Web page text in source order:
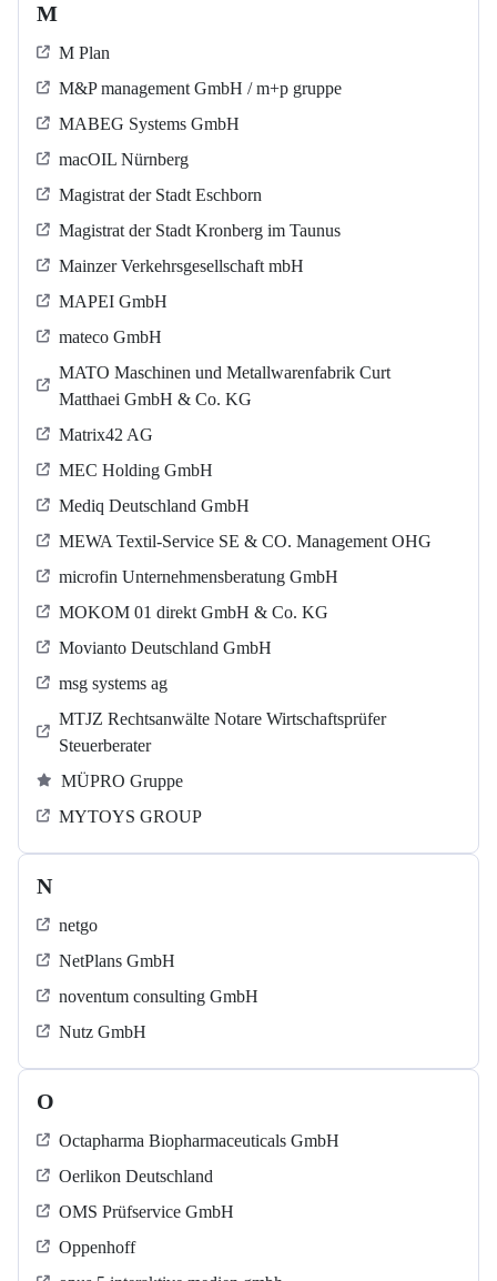
M
M Plan
M&P management GmbH / m+p gruppe
MABEG Systems GmbH
macOIL Nürnberg
Magistrat der Stadt Eschborn
Magistrat der Stadt Kronberg im Taunus
Mainzer Verkehrsgesellschaft mbH
MAPEI GmbH
mateco GmbH
MATO Maschinen und Metallwarenfabrik Curt
Matthaei GmbH & Co. KG
Matrix42 AG
MEC Holding GmbH
Mediq Deutschland GmbH
MEWA Textil-Service SE & CO. Management OHG
microfin Unternehmensberatung GmbH
MOKOM 01 direkt GmbH & Co. KG
Movianto Deutschland GmbH
msg systems ag
MTJZ Rechtsanwälte Notare Wirtschaftsprüfer
Steuerberater
MÜPRO Gruppe
MYTOYS GROUP
N
netgo
NetPlans GmbH
noventum consulting GmbH
Nutz GmbH
O
Octapharma Biopharmaceuticals GmbH
Oerlikon Deutschland
OMS Prüfservice GmbH
Oppenhoff